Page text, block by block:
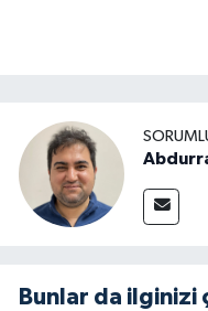
Bunlar da ilginizi